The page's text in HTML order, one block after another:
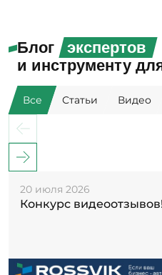
Блог экспертов
и инструменту
Все Статьи Видео
20 июля 2026
Конкурс видеоотзывов!